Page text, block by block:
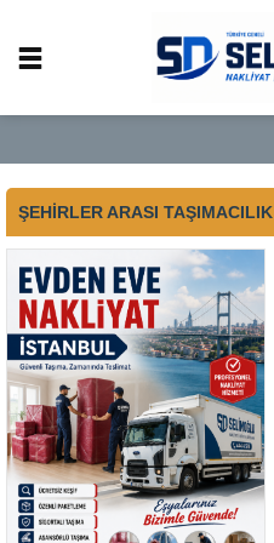
ŞEHIRLER ARASI TAŞIMACILIK